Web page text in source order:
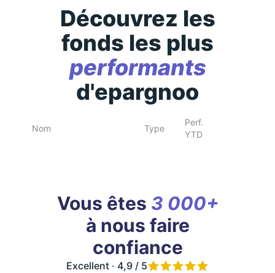
Découvrez les
fonds les plus
performants
d'epargnoo
Nom Type
Perf.
YTD
Vous êtes 3 000+
à nous faire
confiance
Excellent · 4,9 / 5